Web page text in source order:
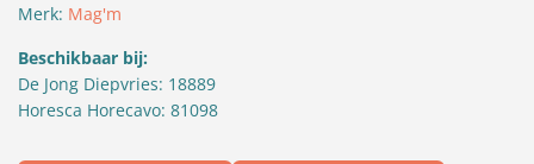
Merk: Mag'm
Beschikbaar bij:
De Jong Diepvries: 18889
Horesca Horecavo: 81098